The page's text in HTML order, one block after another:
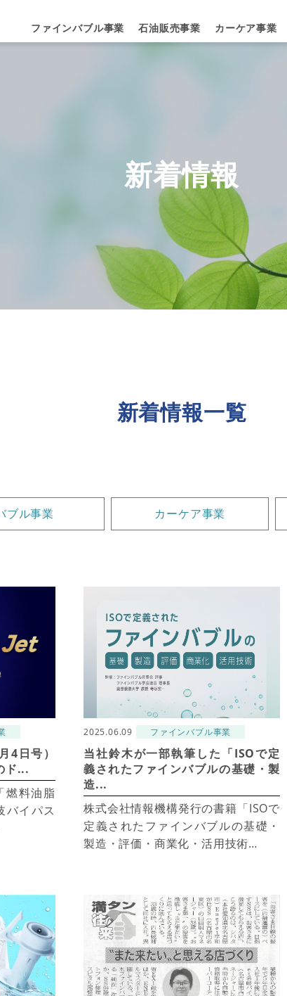
ファインバブル事業 石油販売事業 カーケア事業
新着情報
新着情報一覧
ブル事業 カーケア事業
4日号）
ド...
燃料油脂
バイパス
2025.06.09 ファインバブル事業
当社鈴木が一部執筆した「ISOで定
義されたファインバブルの基礎・製
造...
株式会社情報機構発行の書籍「ISOで
定義されたファインバブルの基礎・
製造・評価・商業化・活用技術…